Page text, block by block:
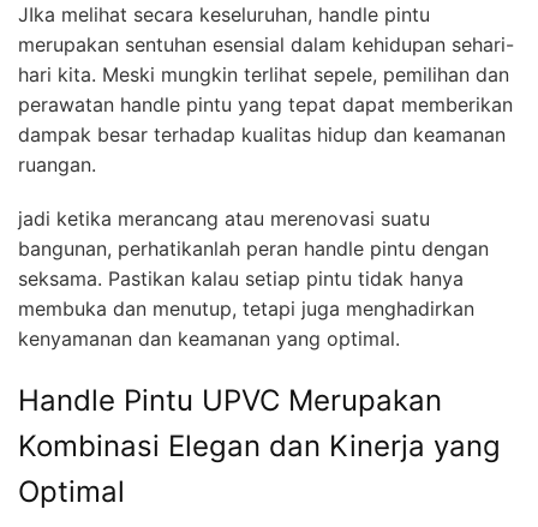
JIka melihat secara keseluruhan, handle pintu
merupakan sentuhan esensial dalam kehidupan sehari-
hari kita. Meski mungkin terlihat sepele, pemilihan dan
perawatan handle pintu yang tepat dapat memberikan
dampak besar terhadap kualitas hidup dan keamanan
ruangan.
jadi ketika merancang atau merenovasi suatu
bangunan, perhatikanlah peran handle pintu dengan
seksama. Pastikan kalau setiap pintu tidak hanya
membuka dan menutup, tetapi juga menghadirkan
kenyamanan dan keamanan yang optimal.
Handle Pintu UPVC Merupakan
Kombinasi Elegan dan Kinerja yang
Optimal